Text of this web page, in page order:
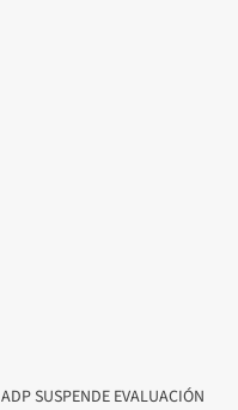
ADP SUSPENDE EVALUACIÓN